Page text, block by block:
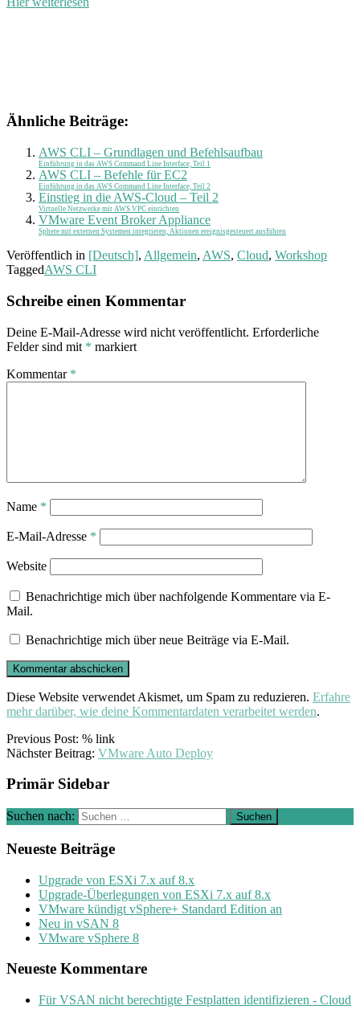
Ähnliche Beiträge:
AWS CLI – Grundlagen und Befehlsaufbau
Einführung in das AWS Command Line Interface, Teil 1
AWS CLI – Befehle für EC2
Einführung in das AWS Command Line Interface, Teil 2
Einstieg in die AWS-Cloud – Teil 2
Virtuelle Netzwerke mit AWS VPC einrichten
VMware Event Broker Appliance
Sphere mit externen Systemen integrieren, Aktionen ereignisgesteuert ausführen
Veröffentlich in [Deutsch], Allgemein, AWS, Cloud, Workshop
TaggedAWS CLI
Schreibe einen Kommentar
Deine E-Mail-Adresse wird nicht veröffentlicht. Erforderliche
Felder sind mit * markiert
Kommentar *
Name *
E-Mail-Adresse *
Website
Benachrichtige mich über nachfolgende Kommentare via E-
Mail.
Benachrichtige mich über neue Beiträge via E-Mail.
Diese Website verwendet Akismet, um Spam zu reduzieren. Erfahre
mehr darüber, wie deine Kommentardaten verarbeitet werden.
Previous Post: % link
Nächster Beitrag: VMware Auto Deploy
Primär Sidebar
Suchen nach:
Neueste Beiträge
Upgrade von ESXi 7.x auf 8.x
Upgrade-Überlegungen von ESXi 7.x auf 8.x
VMware kündigt vSphere+ Standard Edition an
Neu in vSAN 8
VMware vSphere 8
Neueste Kommentare
Für VSAN nicht berechtigte Festplatten identifizieren - Cloud